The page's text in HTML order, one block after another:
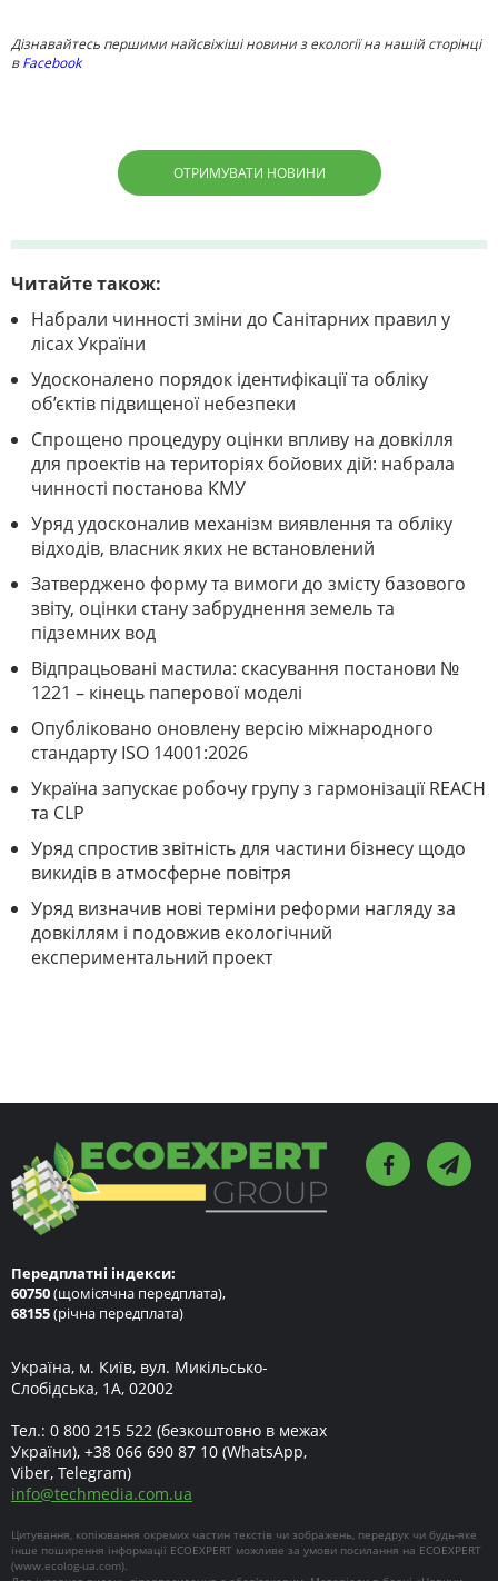
Дізнавайтесь першими найсвіжіші новини з екології на нашій сторінці
вFacebook
ОТРИМУВАТИ НОВИНИ
Читайте також:
Набрали чинності зміни до Санітарних правил у
лісах України
Удосконалено порядок ідентифікації та обліку
об’єктів підвищеної небезпеки
Спрощено процедуру оцінки впливу на довкілля
для проектів на територіях бойових дій: набрала
чинності постанова КМУ
Уряд удосконалив механізм виявлення та обліку
відходів, власник яких не встановлений
Затверджено форму та вимоги до змісту базового
звіту, оцінки стану забруднення земель та
підземних вод
Відпрацьовані мастила: скасування постанови №
1221 – кінець паперової моделі
Опубліковано оновлену версію міжнародного
стандарту ISO 14001:2026
Україна запускає робочу групу з гармонізації REACH
та CLP
Уряд спростив звітність для частини бізнесу щодо
викидів в атмосферне повітря
Уряд визначив нові терміни реформи нагляду за
довкіллям і подовжив екологічний
експериментальний проект
Передплатні індекси:
60750(щомісячна передплата),
68155(річна передплата)
Україна, м. Київ, вул. Микільсько-
Слобідська, 1А, 02002
Тел.: 0 800 215 522 (безкоштовно в межах
України), +38 066 690 87 10 (WhatsApp,
Viber, Telegram)
info@techmedia.com.ua
Цитування, копіювання окремих частин текстів чи зображень, передрук чи будь-яке
інше поширення інформації ECOEXPERT можливе за умови посилання на ECOEXPERT
(www.ecolog-ua.com).